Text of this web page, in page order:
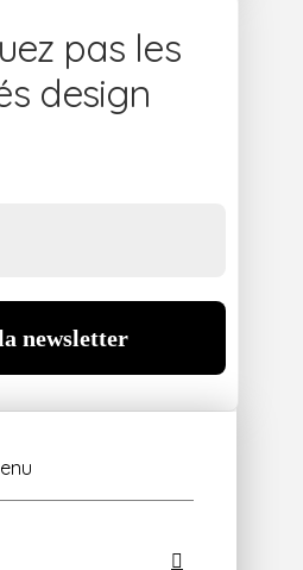
pas les
design